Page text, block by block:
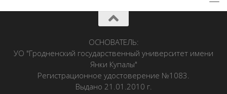
ОСНОВАТЕЛЬ:
УО "Гродненский государственный университет имени
Янки Купалы"
Регистрационное удостоверение №1083.
Выдано 21.01.2010 г.